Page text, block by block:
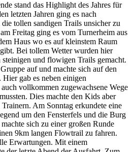
stand das Highlight des Jahres für
letzten Jahren ging es nach
tollen sandigen Trails unsicher zu
Freitag ging es vom Turnerheim aus
Haus wo es auf kleinstem Raum
Bei tollem Wetter wurden hier
und flowigen Trails gemacht.
auf und machte sich auf den
gab es neben einigen
vollkommen zugewachsene Wege
Dies machte den Kids aber
Am Sonntag erkundete eine
um den Fensterfels und die Burg
sich zu einer großen Runde
9km langen Flowtrail zu fahren.
Erwartungen. Mit einem